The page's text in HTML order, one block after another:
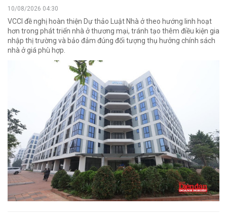
10/08/2026 04:30
VCCI đề nghị hoàn thiện Dự thảo Luật Nhà ở theo hướng linh hoạt
hơn trong phát triển nhà ở thương mại, tránh tạo thêm điều kiện gia
nhập thị trường và bảo đảm đúng đối tượng thụ hưởng chính sách
nhà ở giá phù hợp.